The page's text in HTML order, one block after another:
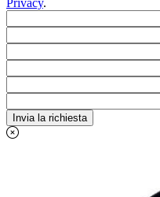
Privacy.